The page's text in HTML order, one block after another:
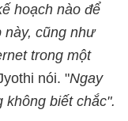
hoạch nào để
này, cũng như
trong một
nói. "Ngay
không biết chắc".